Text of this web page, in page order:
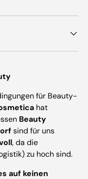
für Beauty-
hat
Beauty
sind für uns
, da die
zu hoch sind.
auf keinen